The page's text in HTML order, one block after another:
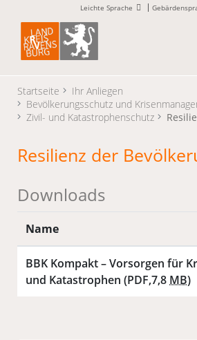
Leichte Sprache
Startseite
Ihr Anliegen
Bevölkerungsschutz und
Zivil- und Katastrophenschutz
Resilienz der
Downloads
Name
BBK Kompakt – Vorsorgen für
und Katastrophen (PDF,7,8 MB)